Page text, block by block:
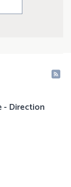
- Direction